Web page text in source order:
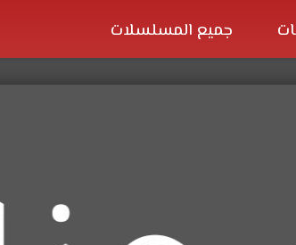
جميع المسلسلات